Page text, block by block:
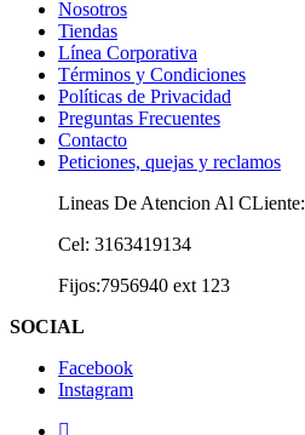
Nosotros
Tiendas
Línea Corporativa
Términos y Condiciones
Políticas de Privacidad
Preguntas Frecuentes
Contacto
Peticiones, quejas y reclamos
Lineas De Atencion Al CLiente:
Cel: 3163419134
Fijos:7956940 ext 123
SOCIAL
Facebook
Instagram